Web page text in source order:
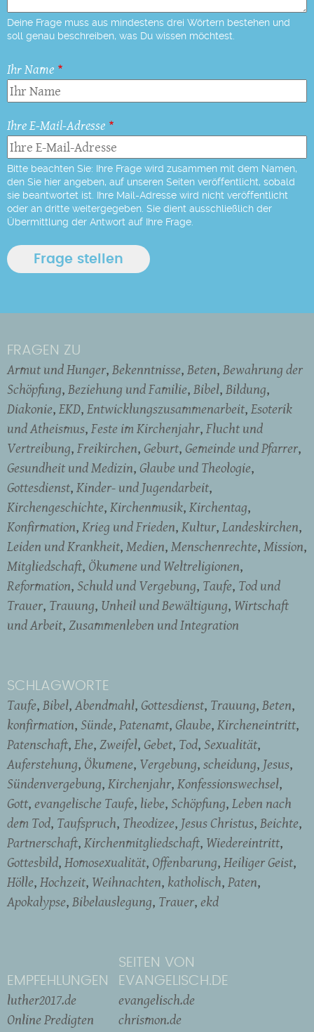
Deine Frage muss aus mindestens drei Wörtern bestehen und
soll genau beschreiben, was Du wissen möchtest.
Ihr Name
Ihre E-Mail-Adresse
Bitte beachten Sie: Ihre Frage wird zusammen mit dem Namen,
den Sie hier angeben, auf unseren Seiten veröffentlicht, sobald
sie beantwortet ist. Ihre Mail-Adresse wird nicht veröffentlicht
oder an dritte weitergegeben. Sie dient ausschließlich der
Übermittlung der Antwort auf Ihre Frage.
FRAGEN ZU
Armut und Hunger Bekenntnisse Beten Bewahrung der
Schöpfung Beziehung und Familie Bibel Bildung
Diakonie EKD Entwicklungszusammenarbeit Esoterik
und Atheismus Feste im Kirchenjahr Flucht und
Vertreibung Freikirchen Geburt Gemeinde und Pfarrer
Gesundheit und Medizin Glaube und Theologie
Gottesdienst Kinder- und Jugendarbeit
Kirchengeschichte Kirchenmusik Kirchentag
Konfirmation Krieg und Frieden Kultur Landeskirchen
Leiden und Krankheit Medien Menschenrechte Mission
Mitgliedschaft Ökumene und Weltreligionen
Reformation Schuld und Vergebung Taufe Tod und
Trauer Trauung Unheil und Bewältigung Wirtschaft
und Arbeit Zusammenleben und Integration
SCHLAGWORTE
Taufe Bibel Abendmahl Gottesdienst Trauung Beten
konfirmation Sünde Patenamt Glaube Kircheneintritt
Patenschaft Ehe Zweifel Gebet Tod Sexualität
Auferstehung Ökumene Vergebung scheidung Jesus
Sündenvergebung Kirchenjahr Konfessionswechsel
Gott evangelische Taufe liebe Schöpfung Leben nach
dem Tod Taufspruch Theodizee Jesus Christus Beichte
Partnerschaft Kirchenmitgliedschaft Wiedereintritt
Gottesbild Homosexualität Offenbarung Heiliger Geist
Hölle Hochzeit Weihnachten katholisch Paten
Apokalypse Bibelauslegung Trauer ekd
EMPFEHLUNGEN
luther2017.de
Online Predigten
SEITEN VON
EVANGELISCH.DE
evangelisch.de
chrismon.de